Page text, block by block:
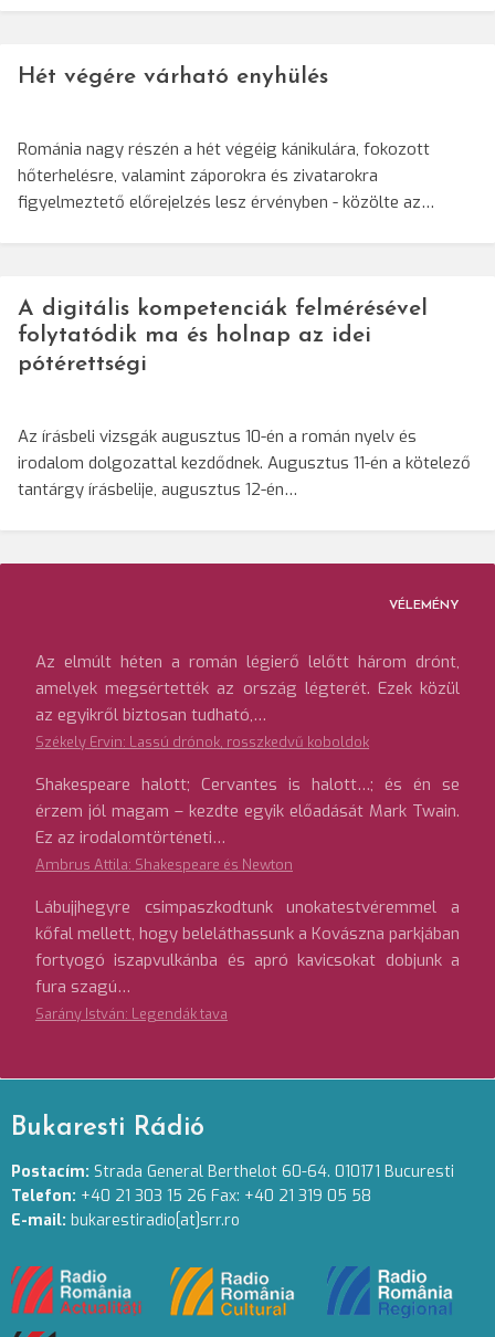
Hét végére várható enyhülés
Románia nagy részén a hét végéig kánikulára, fokozott
hőterhelésre, valamint záporokra és zivatarokra
figyelmeztető előrejelzés lesz érvényben - közölte az…
A digitális kompetenciák felmérésével
folytatódik ma és holnap az idei
pótérettségi
Az írásbeli vizsgák augusztus 10-én a román nyelv és
irodalom dolgozattal kezdődnek. Augusztus 11-én a kötelező
tantárgy írásbelije, augusztus 12-én…
VÉLEMÉNY
Az elmúlt héten a román légierő lelőtt három drónt,
amelyek megsértették az ország légterét. Ezek közül
az egyikről biztosan tudható,…
Székely Ervin: Lassú drónok, rosszkedvű koboldok
Shakespeare halott; Cervantes is halott…; és én se
érzem jól magam – kezdte egyik előadását Mark Twain.
Ez az irodalomtörténeti…
Ambrus Attila: Shakespeare és Newton
Lábujjhegyre csimpaszkodtunk unokatestvéremmel a
kőfal mellett, hogy beleláthassunk a Kovászna parkjában
fortyogó iszapvulkánba és apró kavicsokat dobjunk a
fura szagú…
Sarány István: Legendák tava
Bukaresti Rádió
Postacím: Strada General Berthelot 60-64. 010171 Bucuresti
Telefon: +40 21 303 15 26 Fax: +40 21 319 05 58
E-mail: bukarestiradio[at]srr.ro